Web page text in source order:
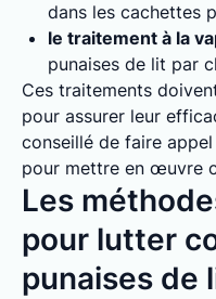
dans les cachettes
le traitement à la
punaises de lit par
Ces traitements
pour assurer leur
conseillé de faire
pour mettre en œuvre
Les
pour lutter
punaises de